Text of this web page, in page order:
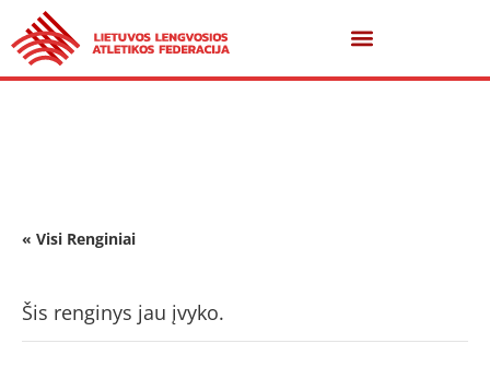
« Visi Renginiai
Šis renginys jau įvyko.